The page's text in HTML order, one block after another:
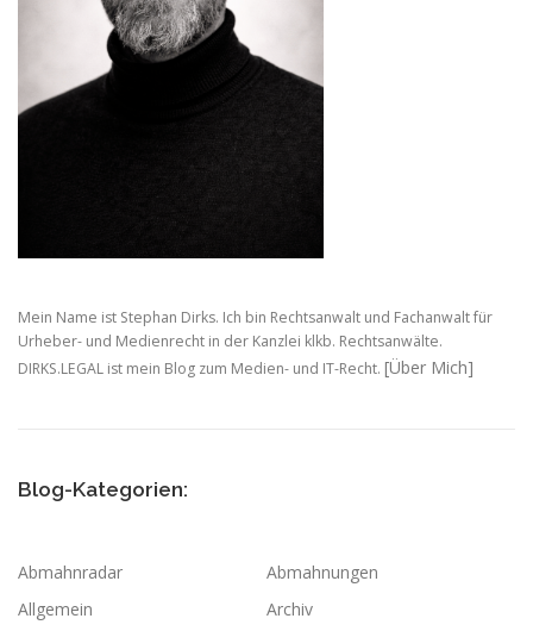
Mein Name ist Stephan Dirks. Ich bin Rechtsanwalt und Fachanwalt für
Urheber- und Medienrecht in der Kanzlei klkb. Rechtsanwälte.
DIRKS.LEGAL ist mein Blog zum Medien- und IT-Recht. [Über Mich]
Blog-Kategorien:
Abmahnradar
Abmahnungen
Allgemein
Archiv